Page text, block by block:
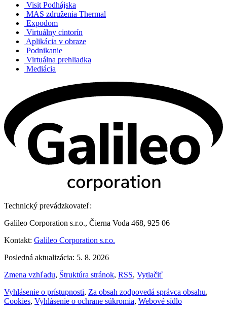
Visit Podhájska
MAS združenia Thermal
Expodom
Virtuálny cintorín
Aplikácia v obraze
Podnikanie
Virtuálna prehliadka
Mediácia
Technický prevádzkovateľ:
Galileo Corporation s.r.o., Čierna Voda 468, 925 06
Kontakt: Galileo Corporation s.r.o.
Posledná aktualizácia: 5. 8. 2026
Zmena vzhľadu, Štruktúra stránok, RSS, Vytlačiť
Vyhlásenie o prístupnosti, Za obsah zodpovedá správca obsahu,
Cookies, Vyhlásenie o ochrane súkromia, Webové sídlo